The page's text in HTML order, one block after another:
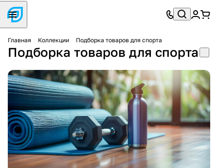
Главная Коллекции Подборка товаров для спорта
Подборка товаров для спорта